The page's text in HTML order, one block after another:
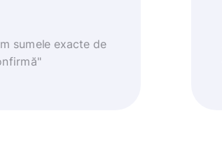
sumele exacte de